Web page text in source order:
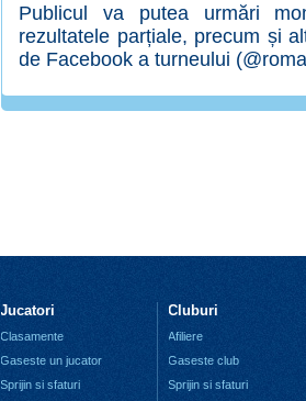
Publicul va putea urmări
rezultatele parțiale, precum și
de Facebook a turneului
Jucatori
Clasamente
Gaseste un jucator
Sprijin si sfaturi
Cluburi
Afiliere
Gaseste club
Sprijin si sfaturi